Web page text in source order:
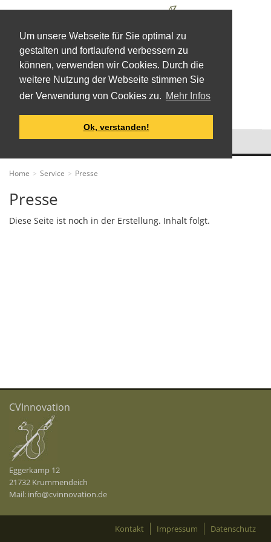
Um unsere Webseite für Sie optimal zu
gestalten und fortlaufend verbessern zu
können, verwenden wir Cookies. Durch die
weitere Nutzung der Webseite stimmen Sie
der Verwendung von Cookies zu. Mehr Infos
Ok, verstanden!
CVI
Produkte
Entwicklungen
für
und
Jagd
Home Service Presse
Presse
Diese Seite ist noch in der Erstellung. Inhalt folgt.
CVInnovation
Eggerkamp 12
21732 Krummendeich
Mail: info@cvinnovation.de
Kontakt Impressum Datenschutz